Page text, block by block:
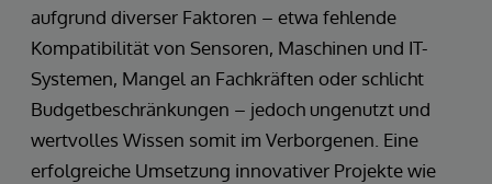
aufgrund diverser Faktoren – etwa fehlende
Kompatibilität von Sensoren, Maschinen und IT-
Systemen, Mangel an Fachkräften oder schlicht
Budgetbeschränkungen – jedoch ungenutzt und
wertvolles Wissen somit im Verborgenen. Eine
erfolgreiche Umsetzung innovativer Projekte wie